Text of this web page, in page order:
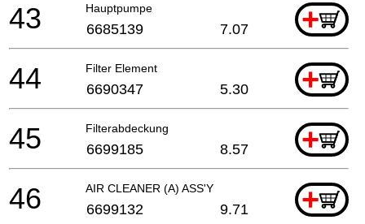
Hauptpumpe +
43 6685139 7.07
Filter Element +
44 6690347 5.30
Filterabdeckung +
45 6699185 8.57
AIR CLEANER (A) ASS'Y +
46 6699132 9.71